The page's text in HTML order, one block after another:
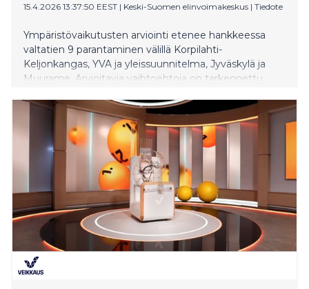
15.4.2026 13:37:50 EEST | Keski-Suomen elinvoimakeskus | Tiedote
Ympäristövaikutusten arviointi etenee hankkeessa
valtatien 9 parantaminen välillä Korpilahti-
Keljonkangas, YVA ja yleissuunnitelma, Jyväskylä ja
Muurame. Arvioitavia vaihtoehtoja on tarkennettu
perusteella.